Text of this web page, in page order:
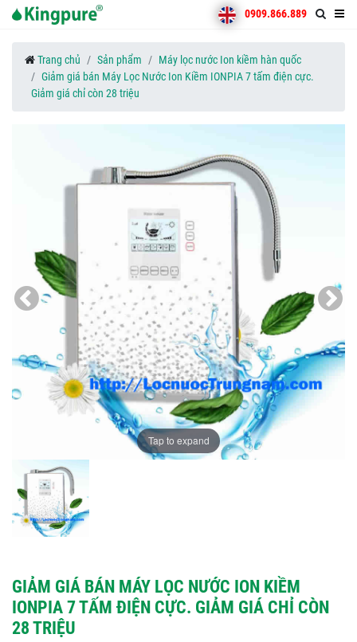
0909.866.889
Trang chủ Sản phẩm
Máy lọc nước Ion kiềm hàn quốc
Giảm giá bán Máy Lọc Nước Ion Kiềm IONPIA 7 tấm điện cực.
Giảm giá chỉ còn 28 triệu
Tap to expand
GIẢM GIÁ BÁN MÁY LỌC NƯỚC ION KIỀM
IONPIA 7 TẤM ĐIỆN CỰC. GIẢM GIÁ CHỈ CÒN
28 TRIỆU